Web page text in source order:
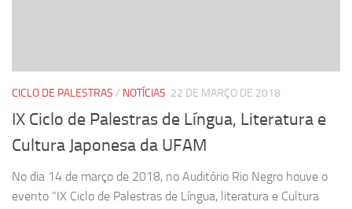
CICLO DE PALESTRAS / NOTÍCIAS 22 DE MARÇO DE 2018
IX Ciclo de Palestras de Língua, Literatura e
Cultura Japonesa da UFAM
No dia 14 de março de 2018, no Auditório Rio Negro houve o
evento “IX Ciclo de Palestras de Língua, literatura e Cultura